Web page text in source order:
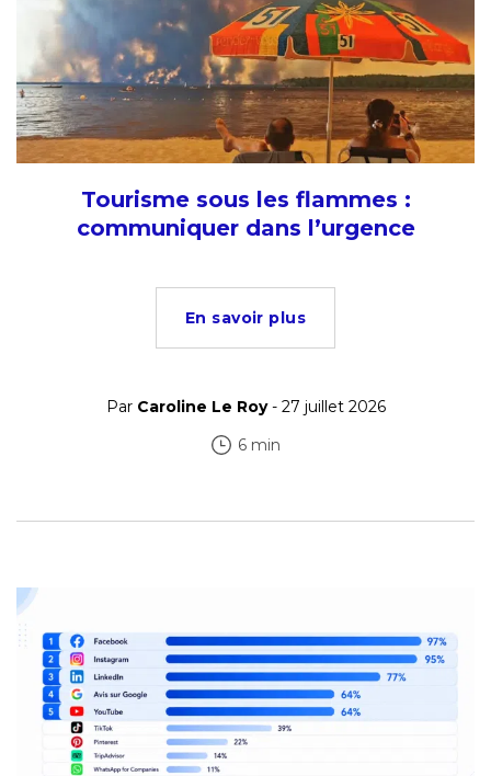
Tourisme sous les flammes :
communiquer dans l’urgence
En savoir plus
Par Caroline Le Roy- 27 juillet 2026
6 min